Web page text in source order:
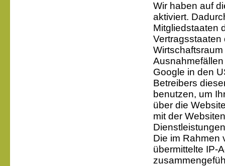
Wir haben auf
aktiviert.
Mitgliedstaaten
Google in den
Betreibers
benutzen, um
über die
mit der
Die im Rahmen
übermittelte IP-